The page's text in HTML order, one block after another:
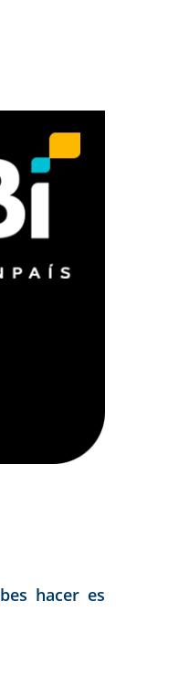
hacer es